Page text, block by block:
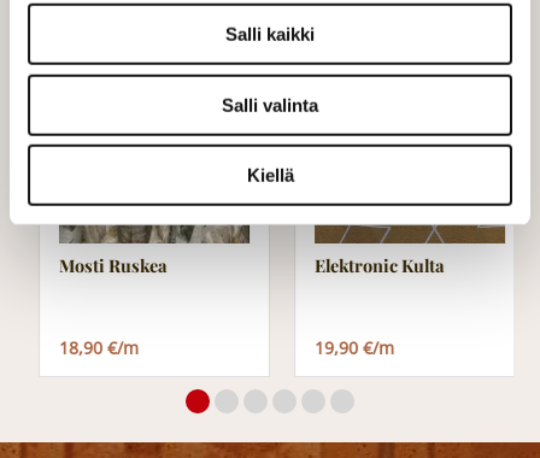
Salli kaikki
Salli valinta
Kiellä
Mosti Ruskea
18,90 €/m
Elektronic Kulta
19,90 €/m